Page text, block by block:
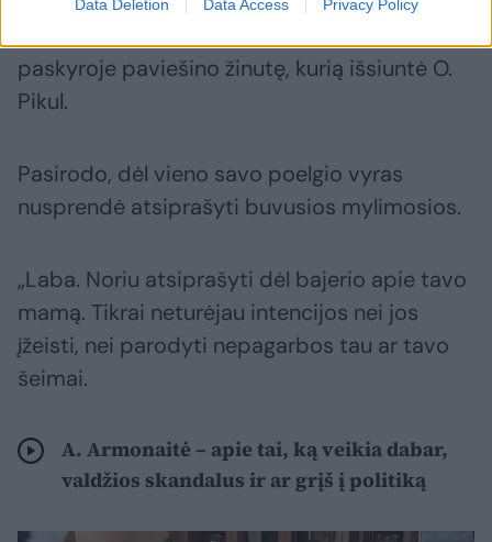
Data Deletion Data Access Privacy Policy
paskyroje paviešino žinutę, kurią išsiuntė O.
Pikul.
Pasirodo, dėl vieno savo poelgio vyras
nusprendė atsiprašyti buvusios mylimosios.
„Laba. Noriu atsiprašyti dėl bajerio apie tavo
mamą. Tikrai neturėjau intencijos nei jos
įžeisti, nei parodyti nepagarbos tau ar tavo
šeimai.
A. Armonaitė – apie tai, ką veikia dabar,
valdžios skandalus ir ar grįš į politiką